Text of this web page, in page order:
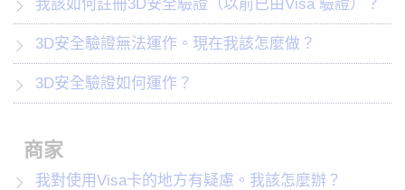
我該如何註冊3D安全驗證（以前已由Visa 驗證）？
3D安全驗證無法運作。現在我該怎麼做？
3D安全驗證如何運作？
商家
我對使用Visa卡的地方有疑慮。我該怎麼辦？